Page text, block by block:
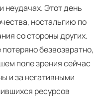
неудачах. Этот день
ностальгию по
со стороны других.
безвозвратно,
поле зрения сейчас
и за негативными
ресурсов